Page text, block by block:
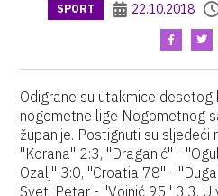
SPORT 22.10.2018
Odigrane su utakmice desetog
nogometne lige Nogometnog
županije. Postignuti su
"Korana" 2:3, "Draganić" -
Ozalj" 3:0, "Croatia 78" -
Sveti Petar - "Vojnić 95" 3:3.